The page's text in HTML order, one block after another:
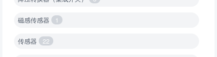
磁感传感器 1
传感器 22